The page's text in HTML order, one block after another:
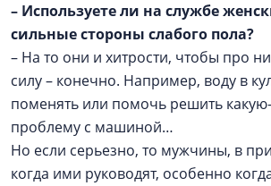
– Используете ли на службе
сильные стороны слабого пола?
– На то они и хитрости, чтобы про
силу – конечно. Например, воду в
поменять или помочь решить
проблему с машиной…
Но если серьезно, то мужчины, в
когда ими руководят, особенно